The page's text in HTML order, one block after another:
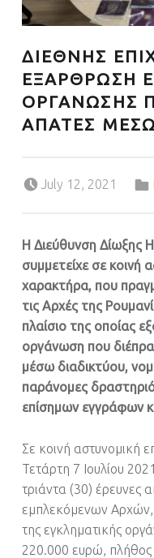
ΔΙΕΘΝΗΣ
ΕΞΑΡΘΡΩΣΗ
ΟΡΓΑΝΩΣΗΣ
ΑΠΑΤΕΣ
July 12, 2021
Η Διεύθυνση Δίωξης
συμμετείχε σε κοινή
χαρακτήρα, που
τις Αρχές της
πλαίσιο της οποίας
οργάνωση που
μέσω διαδικτύου,
παράνομες
επίσημων εγγράφων
Σε κοινή αστυνομική
Τετάρτη 7 Ιουλίου
τριάντα (30) έρευνες
εμπλεκόμενων
της εγκληματικής
220.000 ευρώ,